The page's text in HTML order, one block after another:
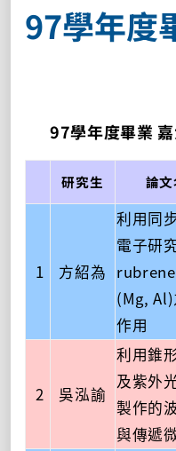
97學年度
97學年度畢業
研究生 論
1 方紹為
利用同
電子研
(Mg,
作用
2 吳泓諭
利用錐
及紫外
製作的
與傳遞